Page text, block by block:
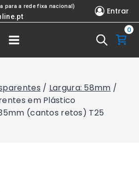
para a rede fixa nacional) Entrar
0
/ Largura: 58mm /
em Plástico
(cantos retos) T25